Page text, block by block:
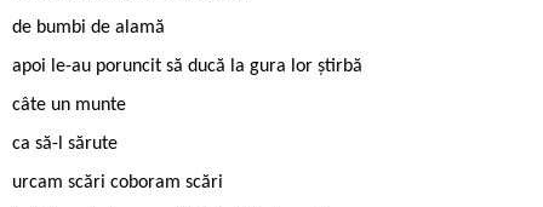
de bumbi de alamă
apoi le-au poruncit să ducă la gura lor știrbă
câte un munte
ca să-l sărute
urcam scări coboram scări